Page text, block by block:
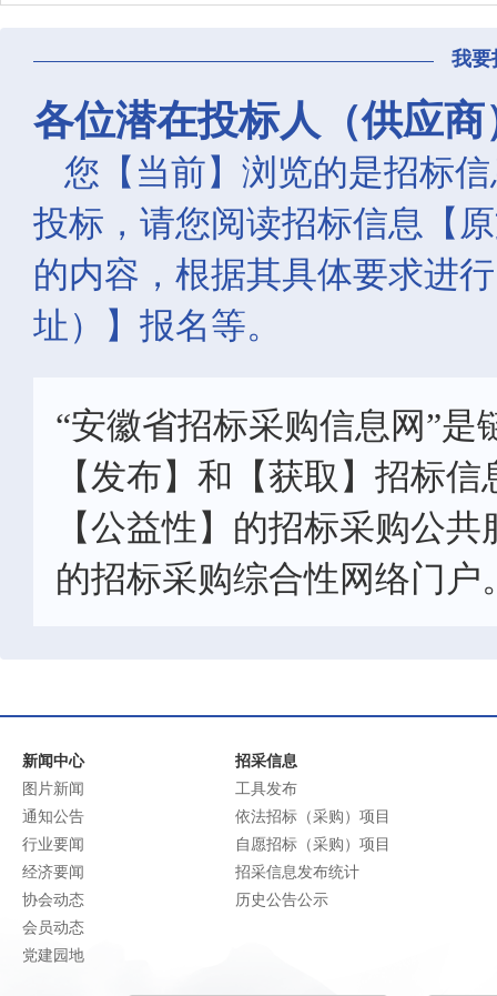
我要
各位潜在投标人（供应商
您【当前】浏览的是招标
投标，请您阅读招标信息【
的内容，根据其具体要求进
址）】报名等。
“安徽省招标采购信息网”
【发布】和【获取】招标
【公益性】的招标采购公
的招标采购综合性网络门户
新闻中心
图片新闻
通知公告
行业要闻
经济要闻
协会动态
会员动态
党建园地
招采信息
工具发布
依法招标（采购）项目
自愿招标（采购）项目
招采信息发布统计
历史公告公示